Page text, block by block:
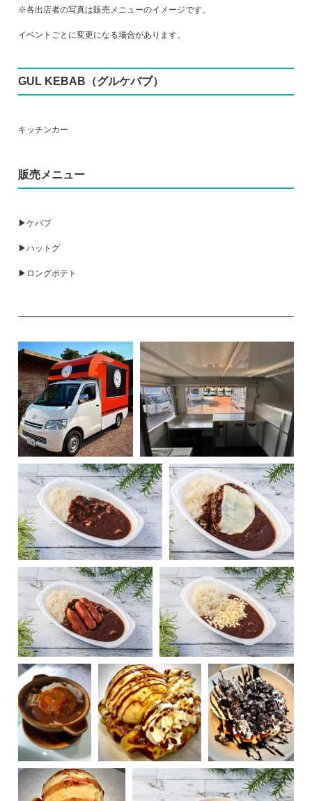
※各出店者の写真は販売メニューのイメージです。
イベントごとに変更になる場合があります。
GUL KEBAB（グルケバブ）
キッチンカー
販売メニュー
▶ケバブ
▶ハットグ
▶ロングポテト